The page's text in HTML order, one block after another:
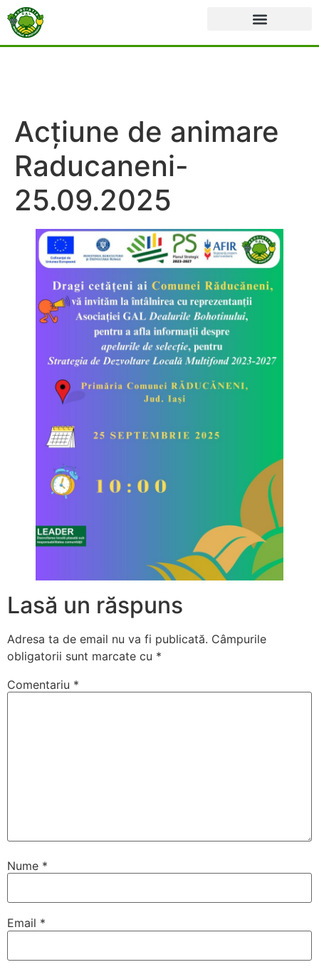
Acțiune de animare
Raducaneni-
25.09.2025
Lasă un răspuns
Adresa ta de email nu va fi publicată. Câmpurile
obligatorii sunt marcate cu *
Comentariu *
Nume *
Email *